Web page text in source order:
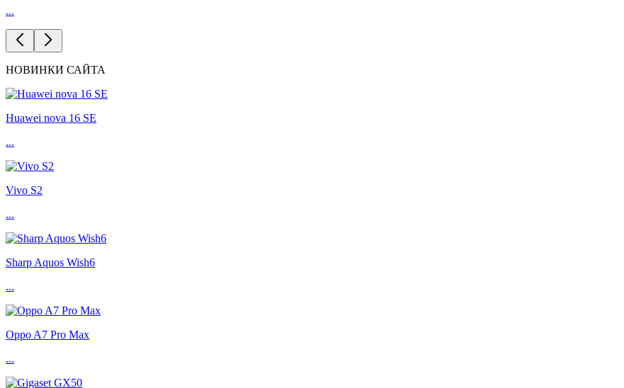
...
НОВИНКИ САЙТА
Huawei nova 16 SE
...
Vivo S2
...
Sharp Aquos Wish6
...
Oppo A7 Pro Max
...